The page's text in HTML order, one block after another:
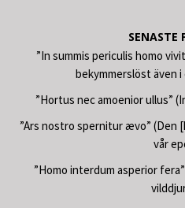
SENASTE
”In summis periculis homo
bekymmerslöst även
”Hortus nec amoenior ullus”
”Ars nostro spernitur ævo” (Den
vår
”Homo interdum asperior